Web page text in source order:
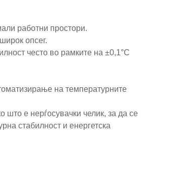
работни простори.
опсег.
често во рамките на ±0,1°C
на температурните
што е нерѓосувачки челик, за да се
стабилност и енергетска